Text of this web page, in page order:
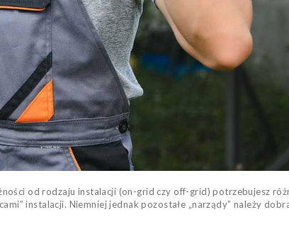
od rodzaju instalacji (on-grid czy off-grid) potrzebujesz
instalacji. Niemniej jednak pozostałe „narządy” należy